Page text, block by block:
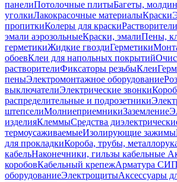
панелиПотолочные плитыБагеты,
уголкиЛакокрасочные материалыКраски
пропиткиКолеры для краскиРастворители
эмали аэрозольныеКраски, эмалиПены,
герметикиЖидкие гвоздиГерметики
обоевКлеи для напольных покрытий
растворителиФиксаторы резьбыКлеи
пеныЭлектромонтажное оборудование
выключателиЭлектрические звонки
распределительные и подрозетники
штепселиМолниеприемникиЗаземление
изделияКлеммыСредства
термоусаживаемыеИзолирующие зажимы
для прокладкиКороба, трубы,
кабельНаконечники, гильзы кабельные
коробовКабельный крепежАрматура СИП
оборудованиеЭлектрощитыАксессуары